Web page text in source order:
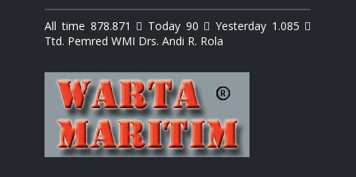
All time 878.871  Today 90  Yesterday 1.085 
Ttd. Pemred WMI Drs. Andi R. Rola